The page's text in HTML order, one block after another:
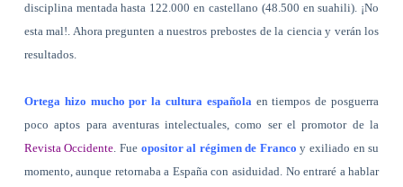
disciplina mentada hasta 122.000 en castellano (48.500 en suahili). ¡No
esta mal!. Ahora pregunten a nuestros prebostes de la ciencia y verán los
resultados.
Ortega hizo mucho por la cultura españolaen tiempos de posguerra
poco aptos para aventuras intelectuales, como ser el promotor de la
Revista Occidente. Fue opositor al régimen de Franco y exiliado en su
momento, aunque retornaba a España con asiduidad. No entraré a hablar